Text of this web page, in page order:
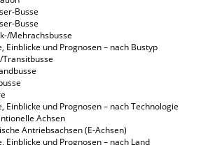
Busse
Busse
Mehrachsbusse
Einblicke und Prognosen – nach Bustyp
Transitbusse
Einblicke und Prognosen – nach Technologie
Achsen
Antriebsachsen (E-Achsen)
Einblicke und Prognosen – nach Land